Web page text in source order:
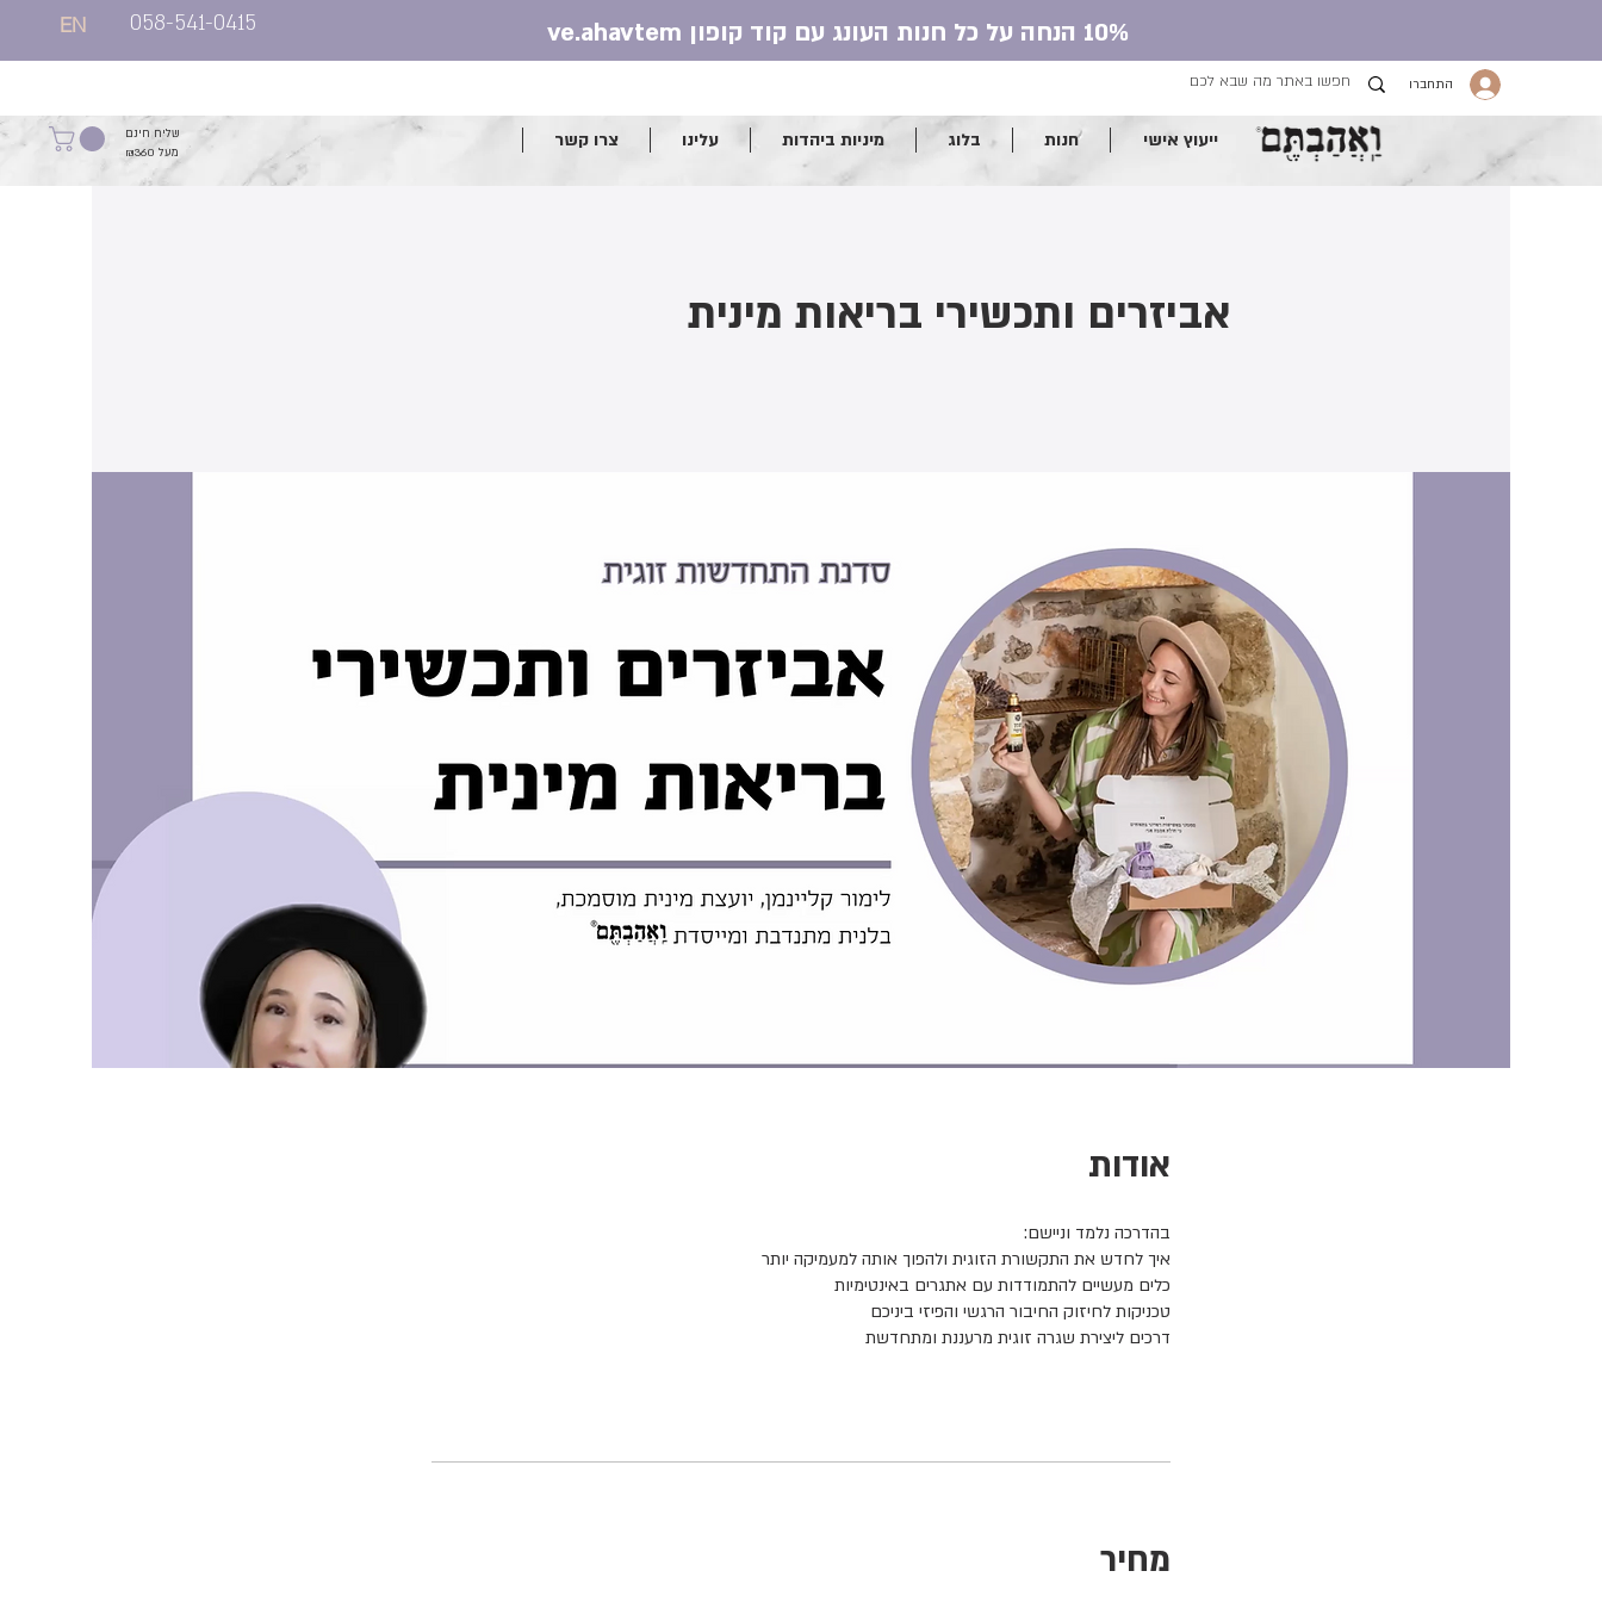
EN 058-541-0415 10% הנחה על כל חנות העונג עם קוד קופון ve.ahavtem
התחברו
שליח חינם
מעל ₪360
ייעוץ אישי חנות בלוג מיניות ביהדות עלינו צרו קשר
אביזרים ותכשירי בריאות מינית
אודות
דרכים ליצירת שגרה זוגית מרעננת ומתחדשת
מחיר